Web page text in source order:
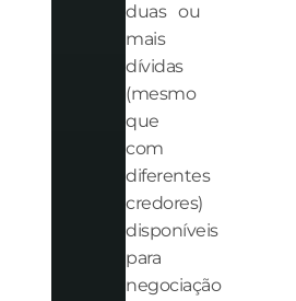
duas ou
mais
dívidas
(mesmo
que
com
diferentes
credores)
disponíveis
para
negociação